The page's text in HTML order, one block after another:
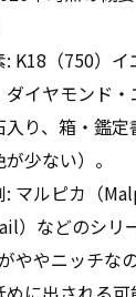
（750）イ
イヤモンド
、箱・鑑定書
少ない）。
ルピカ（
）などのシリ
やニッチな